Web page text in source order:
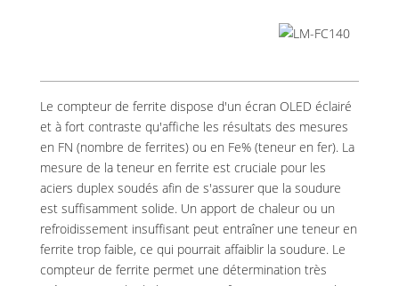
Le compteur de ferrite dispose d'un écran OLED éclairé
et à fort contraste qu'affiche les résultats des mesures
en FN (nombre de ferrites) ou en Fe% (teneur en fer). La
mesure de la teneur en ferrite est cruciale pour les
aciers duplex soudés afin de s'assurer que la soudure
est suffisamment solide. Un apport de chaleur ou un
refroidissement insuffisant peut entraîner une teneur en
ferrite trop faible, ce qui pourrait affaiblir la soudure. Le
compteur de ferrite permet une détermination très